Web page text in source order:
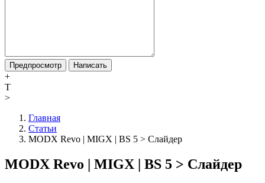
Предпросмотр Написать
+
T
>
Главная
Статьи
MODX Revo | MIGX | BS 5 > Слайдер
MODX Revo | MIGX | BS 5 > Слайдер